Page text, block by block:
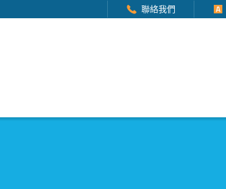
聯絡我們